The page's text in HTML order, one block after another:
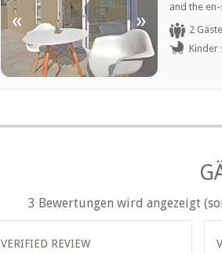
« »
and the
room has
sitting area
patio.
2
Kinder
3 Bewertungen wird angezeigt
VERIFIED REVIEW